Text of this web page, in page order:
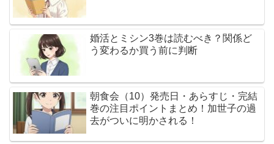
婚活とミシン3巻は読むべき？関係ど
う変わるか買う前に判断
朝食会（10）発売日・あらすじ・完結
巻の注目ポイントまとめ！加世子の過
去がついに明かされる！